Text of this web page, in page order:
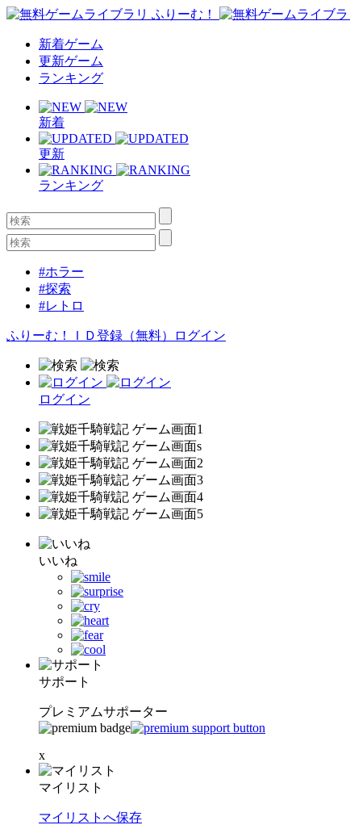
新着ゲーム
更新ゲーム
ランキング
新着
更新
ランキング
#ホラー
#探索
#レトロ
ふりーむ！ＩＤ登録（無料） ログイン
ログイン
いいね
サポート
プレミアムサポーター
x
マイリスト
マイリストへ保存